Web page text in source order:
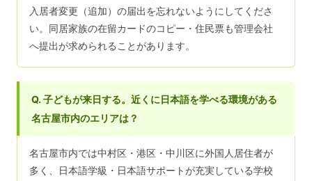
入居者変更（追加）の届出を忘れないようにしてくださ
い。同居家族の在留カードのコピー・住民票も管理会社
へ提出が求められることがあります。
Q. 子どもが来日する。近くに日本語を学べる環境がある
名古屋市内のエリアは？
名古屋市内では中村区・港区・中川区に外国人居住者が
多く、日本語学級・日本語サポートが充実している学校